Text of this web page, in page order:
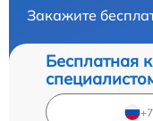
Закажите
Бесплатная